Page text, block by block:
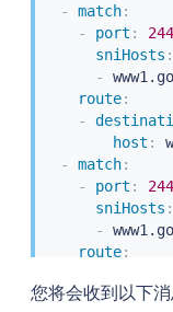
-
match:
-
port :
sniHosts :
-
route:
-
host :
-
match:
-
port :
sniHosts :
-
route:
host:
您将会收到以下消